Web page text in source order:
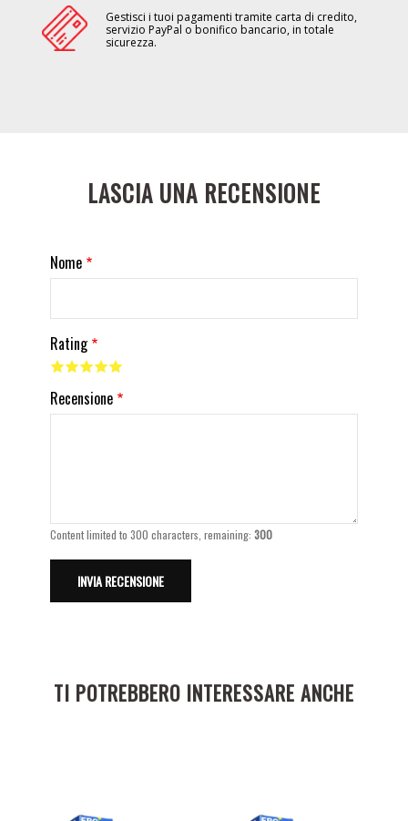
Gestisci i tuoi pagamenti tramite carta di credito,
servizio PayPal o bonifico bancario, in totale
sicurezza.
LASCIA UNA RECENSIONE
Nome
Rating
Recensione
Content limited to 300 characters, remaining:300
TI POTREBBERO INTERESSARE ANCHE